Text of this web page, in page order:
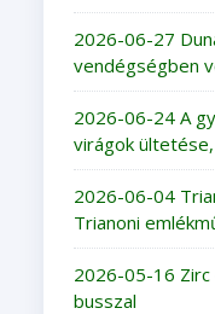
2026-06-27
vendégségben
2026-06-24 A
virágok
2026-06-04
Trianoni
2026-05-16 Zirc
busszal